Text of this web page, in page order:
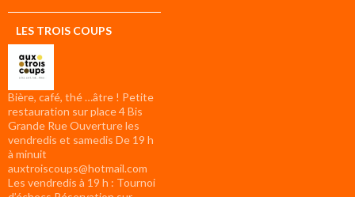
LES TROIS COUPS
Bière, café, thé …âtre ! Petite
restauration sur place 4 Bis
Grande Rue Ouverture les
vendredis et samedis De 19 h
à minuit
auxtroiscoups@hotmail.com
Les vendredis à 19 h : Tournoi